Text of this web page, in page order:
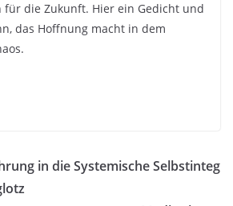
für die Zukunft. Hier ein Gedicht und
das Hoffnung macht in dem
in die Systemische Selbstinteg